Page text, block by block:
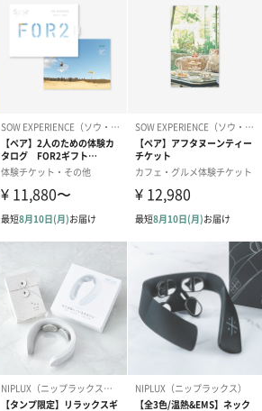
ブライダルロリポップ
タキシード（コーラ味)
（1,122円）
今治タオルケ
ンドタオル・
す。
く場合、最短のお届け可能日が通常より